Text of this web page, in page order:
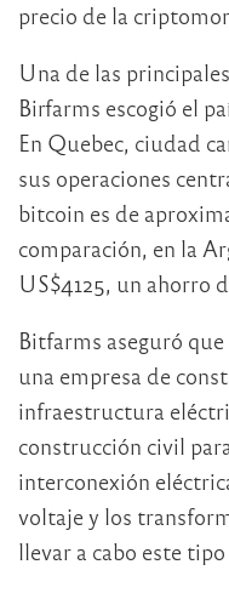
precio de la
Una de las
Birfarms escogió el
En Quebec, ciudad
sus operaciones
bitcoin es de
comparación, en la
US$4125, un ahorro
Bitfarms aseguró
una empresa de
infraestructura
construcción civil
interconexión
voltaje y los
llevar a cabo este